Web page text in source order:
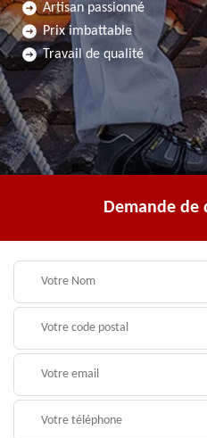
Artisan passionné
Prix imbattable
Travail de qualité
Demande de